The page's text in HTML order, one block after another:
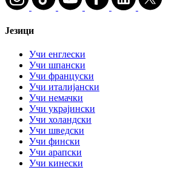
Језици
Учи енглески
Учи шпански
Учи француски
Учи италијански
Учи немачки
Учи украјински
Учи холандски
Учи шведски
Учи фински
Учи арапски
Учи кинески